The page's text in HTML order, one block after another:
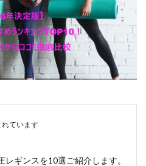
ています
ギンスを10選ご紹介します。